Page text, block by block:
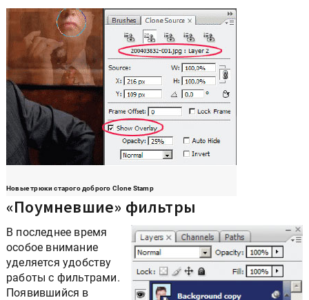
Новые трюки старого доброго Clone Stamp
«Поумневшие» фильтры
В последнее время
особое внимание
уделяется удобству
работы с фильтрами.
Появившийся в